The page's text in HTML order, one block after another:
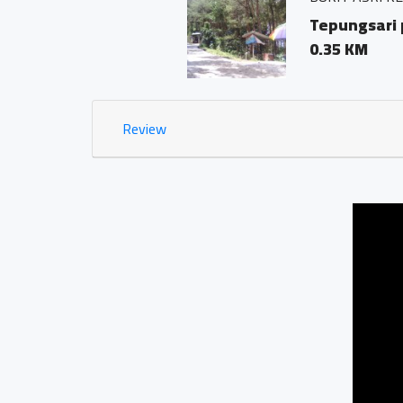
Tepungsari
0.35 KM
Review